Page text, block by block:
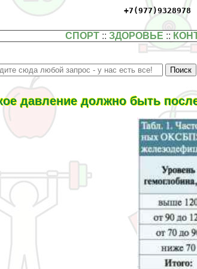
+7(977)9328978
СПОРТ ::ЗДОРОВЬЕ ::
давление должно быть